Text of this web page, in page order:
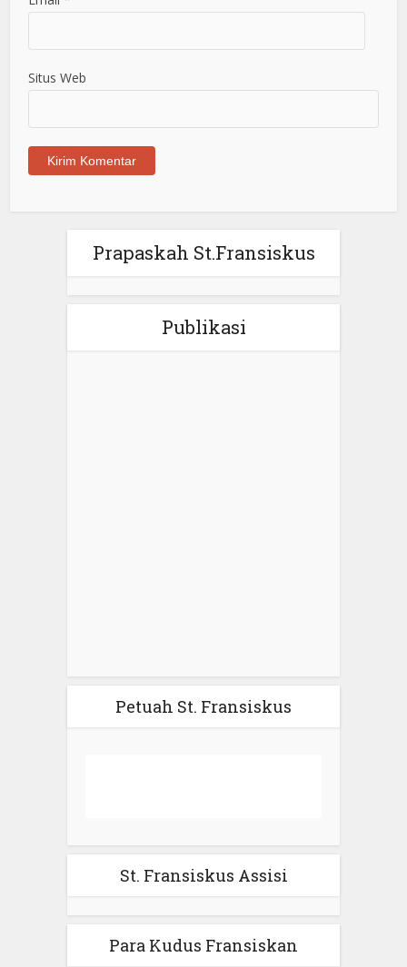
Situs Web
Prapaskah St.Fransiskus
Publikasi
Petuah St. Fransiskus
St. Fransiskus Assisi
Para Kudus Fransiskan